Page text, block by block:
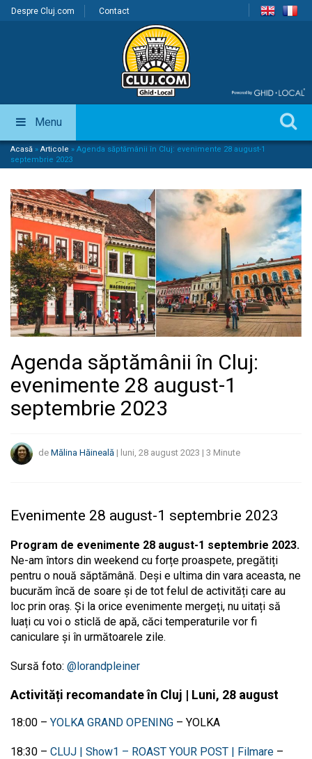
Despre Cluj.com Contact
Menu
Acasă » Articole » Agenda săptămânii în Cluj: evenimente 28 august-1
septembrie 2023
Agenda săptămânii în Cluj:
evenimente 28 august-1
septembrie 2023
de Mălina Hăineală | luni, 28 august 2023 | 3 Minute
Evenimente 28 august-1 septembrie 2023
Program de evenimente 28 august-1 septembrie 2023.
Ne-am întors din weekend cu forțe proaspete, pregătiți
pentru o nouă săptămână. Deși e ultima din vara aceasta, ne
bucurăm încă de soare și de tot felul de activități care au
loc prin oraș. Și la orice evenimente mergeți, nu uitați să
luați cu voi o sticlă de apă, căci temperaturile vor fi
caniculare și în următoarele zile.
Sursă foto: @lorandpleiner
Activități recomandate în Cluj | Luni, 28 august
18:00 – YOLKA GRAND OPENING – YOLKA
18:30 – CLUJ | Show1 – ROAST YOUR POST | Filmare –